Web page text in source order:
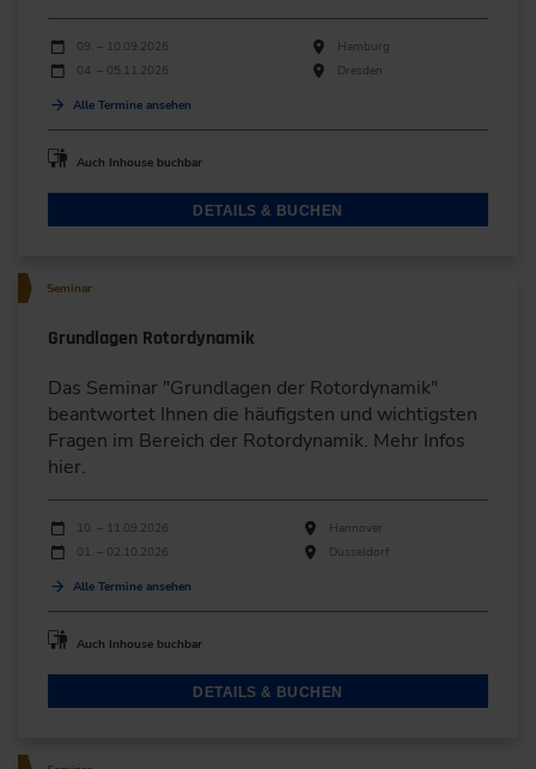
Durchführungen
Veranstaltungsdatum
09. – 10.09.2026
Hamburg
04. – 05.11.2026
Dresden
Alle Termine ansehen
Auch Inhouse buchbar
DETAILS & BUCHEN
Seminar
Grundlagen Rotordynamik
Das Seminar "Grundlagen der Rotordynamik"
beantwortet Ihnen die häufigsten und wichtigsten
Fragen im Bereich der Rotordynamik. Mehr Infos
hier.
Durchführungen
Veranstaltungsdatum
10. – 11.09.2026
Hannover
01. – 02.10.2026
Düsseldorf
Alle Termine ansehen
Auch Inhouse buchbar
DETAILS & BUCHEN